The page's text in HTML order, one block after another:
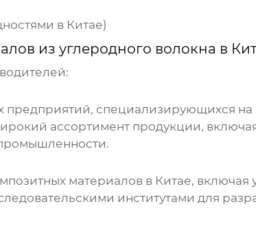
в Китае)
из углеродного волокна в
предприятий, специализирующихся на
ассортимент продукции,
материалов в Китае, включая
институтами для